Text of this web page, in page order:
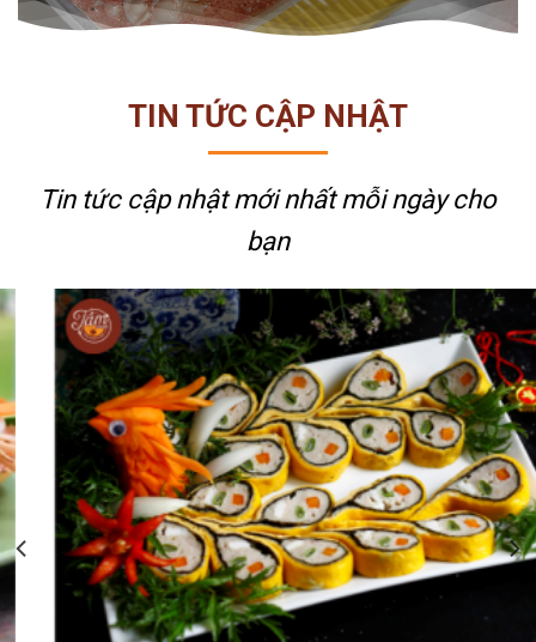
TIN TỨC CẬP NHẬT
Tin tức cập nhật mới nhấtmỗi ngày cho
bạn